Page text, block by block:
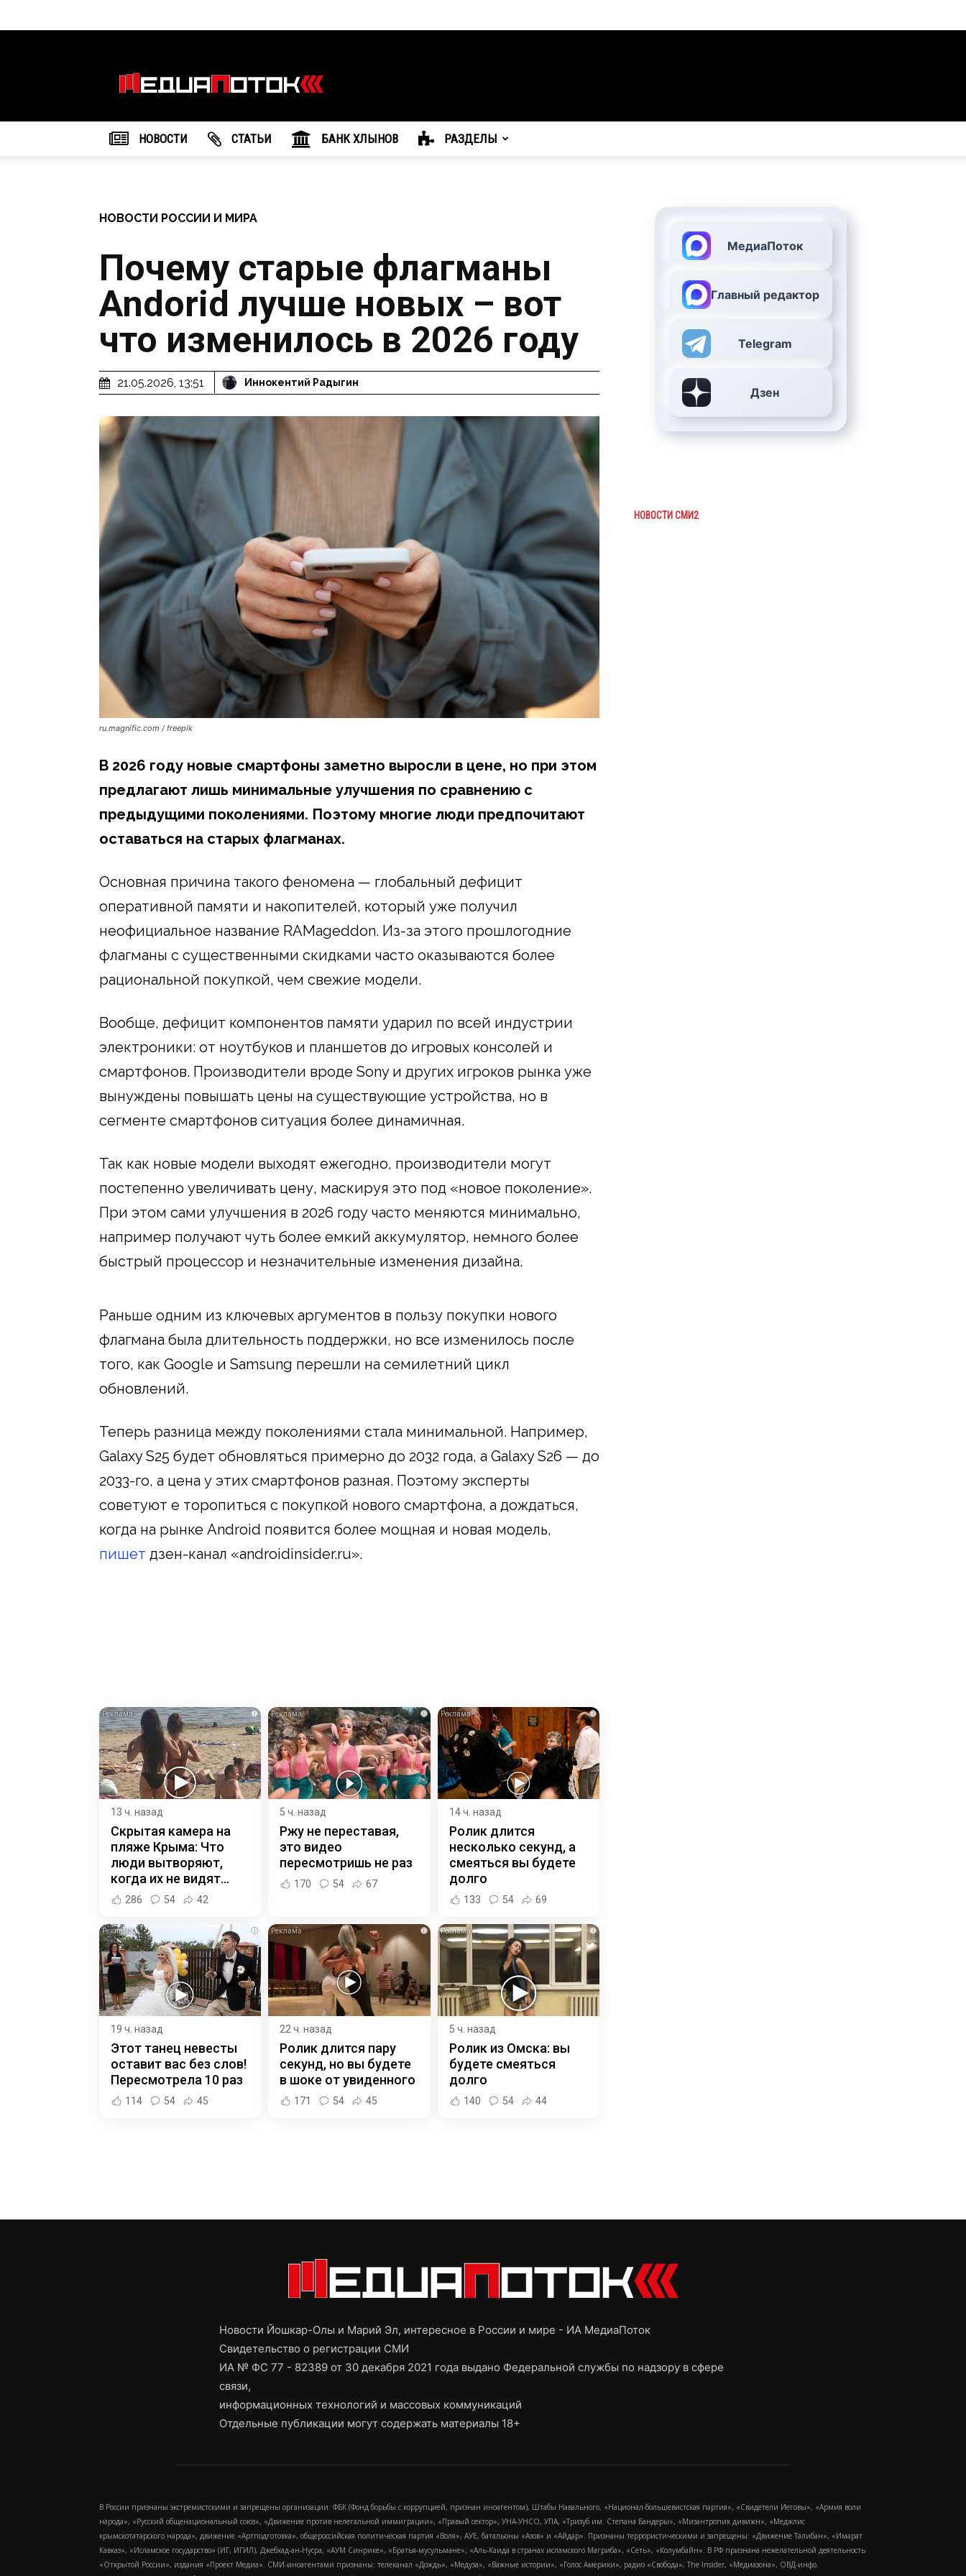
агентство
"МедиаПоток"
НОВОСТИ CТАТЬИ БАНК ХЛЫНОВ РАЗДЕЛЫ
НОВОСТИ РОССИИ И МИРА
Почему старые флагманы
Andorid лучше новых – вот
что изменилось в 2026 году
21.05.2026, 13:51 Иннокентий Радыгин
ru.magnific.com / freepik
В 2026 году новые смартфоны заметно выросли в цене, но при этом
предлагают лишь минимальные улучшения по сравнению с
предыдущими поколениями. Поэтому многие люди предпочитают
оставаться на старых флагманах.
Основная причина такого феномена — глобальный дефицит
оперативной памяти и накопителей, который уже получил
неофициальное название RAMageddon. Из-за этого прошлогодние
флагманы с существенными скидками часто оказываются более
рациональной покупкой, чем свежие модели.
Вообще, дефицит компонентов памяти ударил по всей индустрии
электроники: от ноутбуков и планшетов до игровых консолей и
смартфонов. Производители вроде Sony и других игроков рынка уже
вынуждены повышать цены на существующие устройства, но в
сегменте смартфонов ситуация более динамичная.
Так как новые модели выходят ежегодно, производители могут
постепенно увеличивать цену, маскируя это под «новое поколение».
При этом сами улучшения в 2026 году часто меняются минимально,
например получают чуть более емкий аккумулятор, немного более
быстрый процессор и незначительные изменения дизайна.
Раньше одним из ключевых аргументов в пользу покупки нового
флагмана была длительность поддержки, но все изменилось после
того, как Google и Samsung перешли на семилетний цикл
обновлений.
Теперь разница между поколениями стала минимальной. Например,
Galaxy S25 будет обновляться примерно до 2032 года, а Galaxy S26 — до
2033-го, а цена у этих смартфонов разная. Поэтому эксперты
советуют е торопиться с покупкой нового смартфона, а дождаться,
когда на рынке Android появится более мощная и новая модель,
пишет дзен-канал «androidinsider.ru».
i
13 ч. назад
Скрытая камера на
пляже Крыма: Что
люди вытворяют,
когда их не видят...
286 54 42
i
5 ч. назад
Ржу не переставая,
это видео
пересмотришь не раз
170 54 67
i
14 ч. назад
Ролик длится
несколько секунд, а
смеяться вы будете
долго
133 54 69
i
19 ч. назад
Этот танец невесты
оставит вас без слов!
Пересмотрела 10 раз
114 54 45
i
22 ч. назад
Ролик длится пару
секунд, но вы будете
в шоке от увиденного
171 54 45
i
5 ч. назад
Ролик из Омска: вы
будете смеяться
долго
140 54 44
МедиаПоток
Главный редактор
Telegram
Дзен
НОВОСТИ СМИ2
Новости Йошкар-Олы и Марий Эл, интересное в России и мире - ИА МедиаПоток
Свидетельство о регистрации СМИ
ИА № ФС 77 - 82389 от 30 декабря 2021 года выдано Федеральной службы по надзору в сфере
связи,
информационных технологий и массовых коммуникаций
Отдельные публикации могут содержать материалы 18+
В России признаны экстремистскими и запрещены организации: ФБК (Фонд борьбы с коррупцией, признан иноагентом), Штабы Навального, «Национал-большевистская партия», «Свидетели Иеговы», «Армия воли
народа», «Русский общенациональный союз», «Движение против нелегальной иммиграции», «Правый сектор», УНА-УНСО, УПА, «Тризуб им. Степана Бандеры», «Мизантропик дивижн», «Меджлис
крымскотатарского народа», движение «Артподготовка», общероссийская политическая партия «Воля», АУЕ, батальоны «Азов» и «Айдар». Признаны террористическими и запрещены: «Движение Талибан», «Имарат
Кавказ», «Исламское государство» (ИГ, ИГИЛ), Джебхад-ан-Нусра, «АУМ Синрике», «Братья-мусульмане», «Аль-Каида в странах исламского Магриба», «Сеть», «Колумбайн». В РФ признана нежелательной деятельность
«Открытой России», издания «Проект Медиа». СМИ-иноагентами признаны: телеканал «Дождь», «Медуза», «Важные истории», «Голос Америки», радио «Свобода», The Insider, «Медиазона», ОВД-инфо.